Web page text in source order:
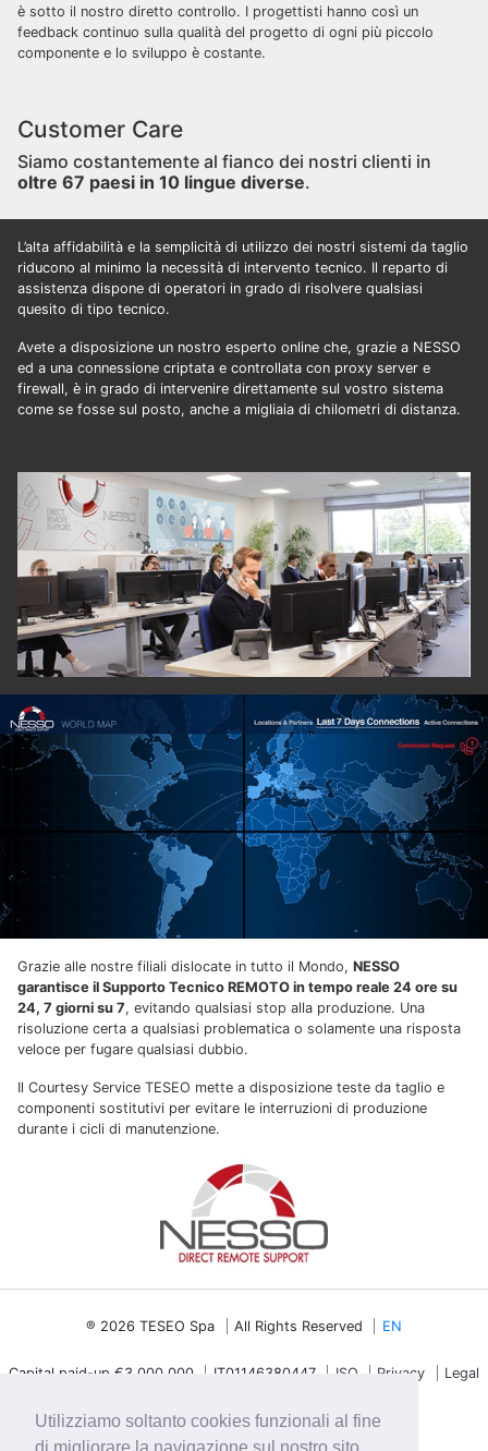
Utilizziamo soltanto cookies funzionali al fine
di migliorare la navigazione sul nostro sito.
è sotto il nostro diretto controllo. I progettisti hanno così un
feedback continuo sulla qualità del progetto di ogni più piccolo
componente e lo sviluppo è costante.
Customer Care
Siamo costantemente al fianco dei nostri clienti in
oltre 67 paesi in 10 lingue diverse.
L’alta affidabilità e la semplicità di utilizzo dei nostri sistemi da taglio
riducono al minimo la necessità di intervento tecnico. Il reparto di
assistenza dispone di operatori in grado di risolvere qualsiasi
quesito di tipo tecnico.
Avete a disposizione un nostro esperto online che, grazie a NESSO
ed a una connessione criptata e controllata con proxy server e
firewall, è in grado di intervenire direttamente sul vostro sistema
come se fosse sul posto, anche a migliaia di chilometri di distanza.
Grazie alle nostre filiali dislocate in tutto il Mondo, NESSO
garantisce il Supporto Tecnico REMOTO in tempo reale 24 ore su
24, 7 giorni su 7, evitando qualsiasi stop alla produzione. Una
risoluzione certa a qualsiasi problematica o solamente una risposta
veloce per fugare qualsiasi dubbio.
Il Courtesy Service TESEO mette a disposizione teste da taglio e
componenti sostitutivi per evitare le interruzioni di produzione
durante i cicli di manutenzione.
® 2026 TESEO Spa All Rights Reserved EN
Capital paid-up €3.000.000 IT01146380447 ISO Privacy
Legal